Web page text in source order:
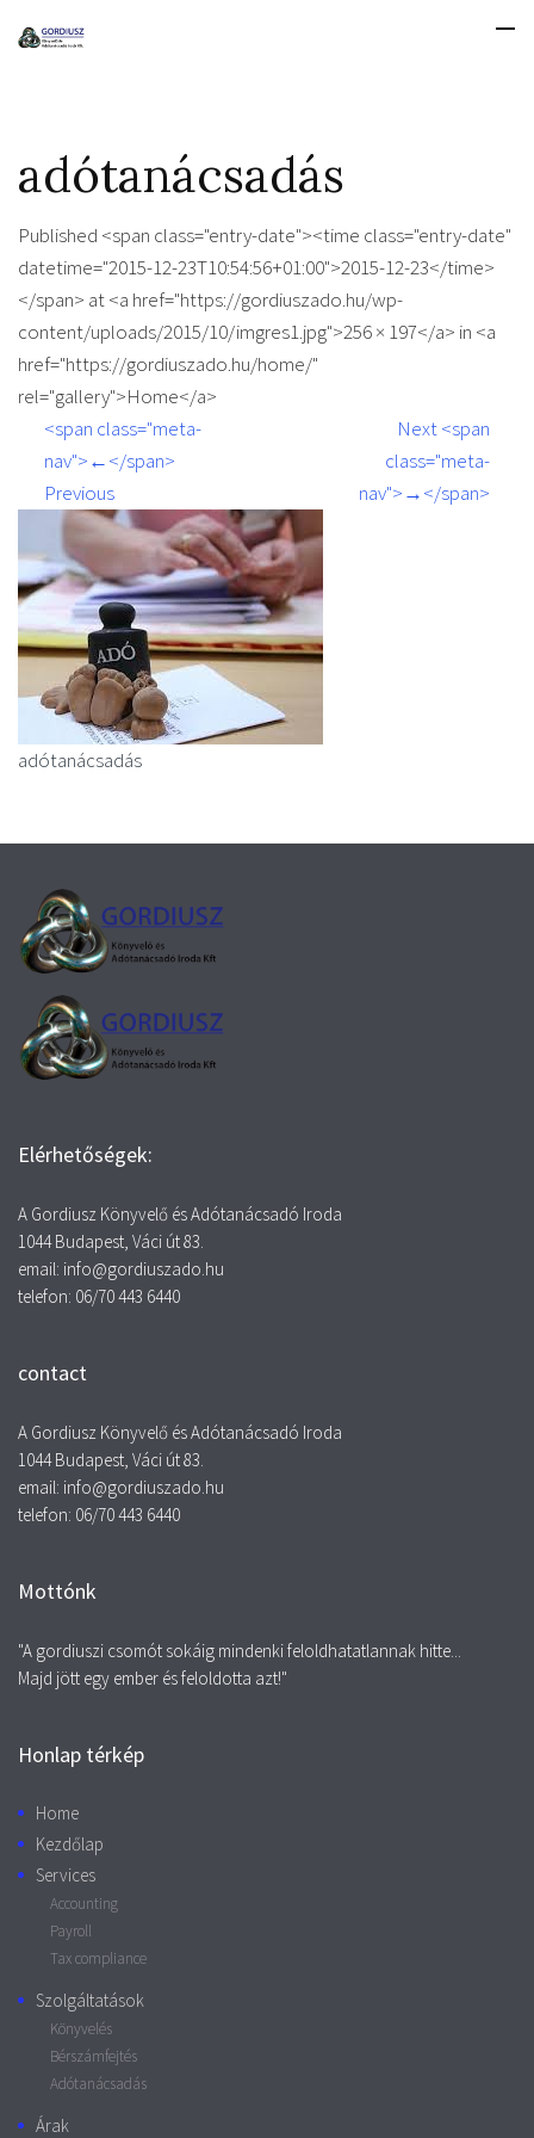
adótanácsadás
Published <span class="entry-date"><time class="entry-date"
datetime="2015-12-23T10:54:56+01:00">2015-12-23</time>
</span> at <a href="https://gordiuszado.hu/wp-
content/uploads/2015/10/imgres1.jpg">256 × 197</a> in <a
href="https://gordiuszado.hu/home/"
rel="gallery">Home</a>
<span class="meta-
nav">←</span>
Previous
Next <span
class="meta-
nav">→</span>
adótanácsadás
Elérhetőségek:
A Gordiusz Könyvelő és Adótanácsadó Iroda
1044 Budapest, Váci út 83.
email: info@gordiuszado.hu
telefon: 06/70 443 6440
contact
A Gordiusz Könyvelő és Adótanácsadó Iroda
1044 Budapest, Váci út 83.
email: info@gordiuszado.hu
telefon: 06/70 443 6440
Mottónk
"A gordiuszi csomót sokáig mindenki feloldhatatlannak hitte...
Majd jött egy ember és feloldotta azt!"
Honlap térkép
Home
Kezdőlap
Services
Accounting
Payroll
Tax compliance
Szolgáltatások
Könyvelés
Bérszámfejtés
Adótanácsadás
Árak